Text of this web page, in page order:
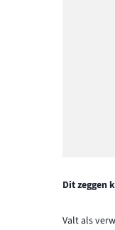
Dit zeggen
Valt als